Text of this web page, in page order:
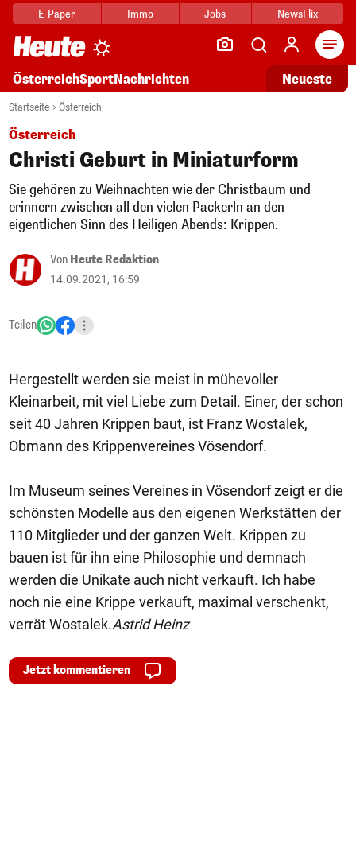
E-Paper Immo Jobs NewsFlix
ÖsterreichSportNachrichten Neueste
Startseite Österreich
Österreich
Christi Geburt in Miniaturform
Sie gehören zu Weihnachten wie der Christbaum und
erinnern zwischen all den vielen Packerln an den
eigentlichen Sinn des Heiligen Abends: Krippen.
Von Heute Redaktion
14.09.2021, 16:59
Teilen
Hergestellt werden sie meist in mühevoller
Kleinarbeit, mit viel Liebe zum Detail. Einer, der schon
seit 40 Jahren Krippen baut, ist Franz Wostalek,
Obmann des Krippenvereines Vösendorf.
Im Museum seines Vereines in Vösendorf zeigt er die
schönsten Modelle aus den eigenen Werkstätten der
110 Mitglieder und der ganzen Welt. Krippen zu
bauen ist für ihn eine Philosophie und demnach
werden die Unikate auch nicht verkauft. Ich habe
noch nie eine Krippe verkauft, maximal verschenkt,
verrät Wostalek.Astrid Heinz
Jetzt kommentieren